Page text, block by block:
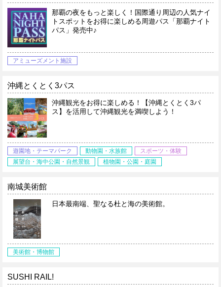
那覇の夜をもっと楽しく！国際通り周辺の人気ナイ
トスポットをお得に楽しめる周遊パス「那覇ナイト
パス」発売中♪
アミューズメント施設
沖縄とくとく3パス
沖縄観光をお得に楽しめる！【沖縄とくとく3パ
ス】を活用して沖縄観光を満喫しよう！
遊園地・テーマパーク 動物園・水族館
スポーツ・体験
展望台・海中公園・自然景観
植物園・公園・庭園
南城美術館
日本最南端、聖なる杜と海の美術館。
美術館・博物館
SUSHI RAIL!